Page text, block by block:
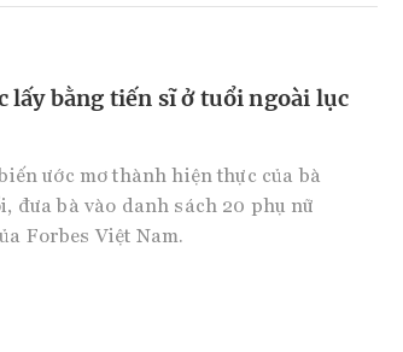
lấy bằng tiến sĩ ở tuổi ngoài lục
ước mơ thành hiện thực của bà
đưa bà vào danh sách 20 phụ nữ
Forbes Việt Nam.